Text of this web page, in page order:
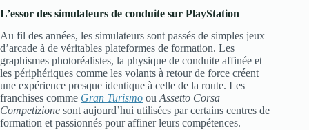
L’essor des simulateurs de conduite sur PlayStation
Au fil des années, les simulateurs sont passés de simples jeux
d’arcade à de véritables plateformes de formation. Les
graphismes photoréalistes, la physique de conduite affinée et
les périphériques comme les volants à retour de force créent
une expérience presque identique à celle de la route. Les
franchises comme Gran Turismo ou Assetto Corsa
Competizione sont aujourd’hui utilisées par certains centres de
formation et passionnés pour affiner leurs compétences.